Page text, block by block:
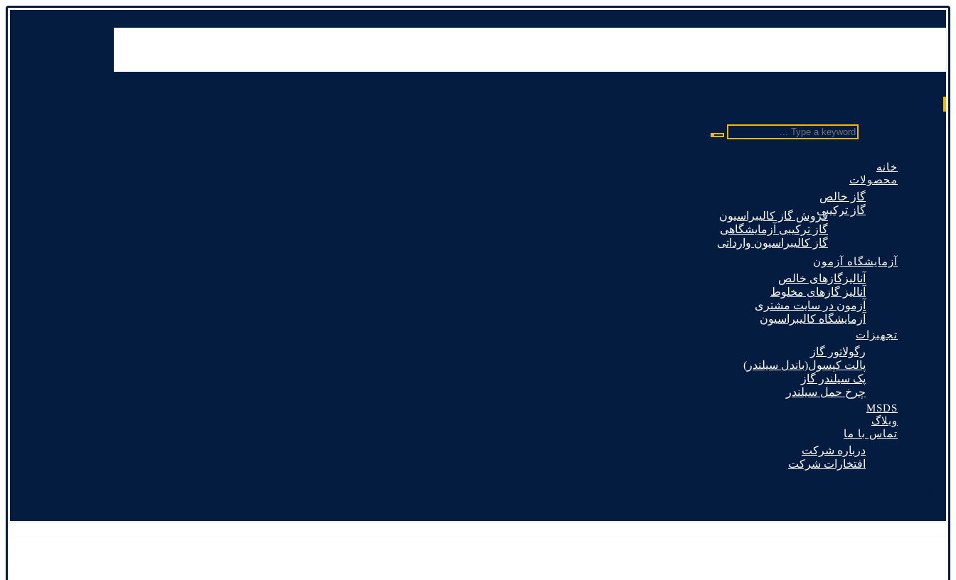
خانه
محصولات
گاز خالص
گاز ترکیبیفروش گاز کالیبراسیون
گاز ترکیبی آزمایشگاهی
گاز کالیبراسیون وارداتی
آزمایشگاه آزمون
آنالیزگازهای خالص
آنالیز گازهای مخلوط
آزمون در سایت مشتری
آزمایشگاه کالیبراسیون
تجهیزات
رگولاتور گاز
پالت کپسول(باندل سیلندر)
پک سیلندر گاز
چرخ حمل سیلندر
MSDS
وبلاگ
تماس با ما
درباره شرکت
افتخارات شرکت